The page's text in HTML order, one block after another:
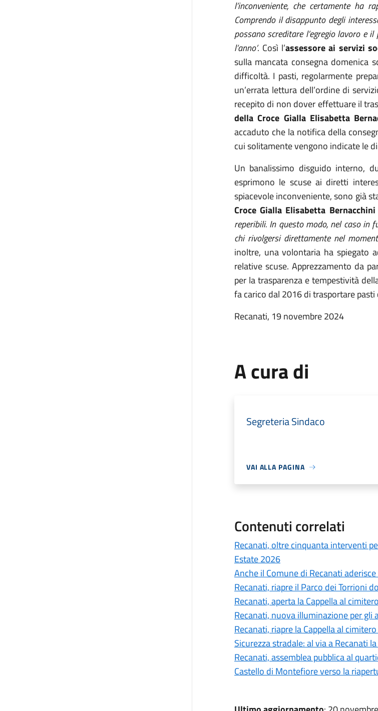
l’inconveniente, che certamente ha
Comprendo il disappunto degli
possano screditare l’egregio lavoro e
l’anno’. Così l’assessore ai servizi
sulla mancata consegna domenica
difficoltà. I pasti, regolarmente
un’errata lettura dell’ordine di
recepito di non dover effettuare il
della Croce Gialla Elisabetta
accaduto che la notifica della
cui solitamente vengono indicate le
Un banalissimo disguido interno,
esprimono le scuse ai diretti
spiacevole inconveniente, sono già
Croce Gialla Elisabetta Bernacchini
reperibili. In questo modo, nel caso
chi rivolgersi direttamente nel
inoltre, una volontaria ha spiegato
relative scuse. Apprezzamento da
per la trasparenza e tempestività
fa carico dal 2016 di trasportare
Recanati, 19 novembre 2024
A cura di
Segreteria Sindaco
VAI ALLA PAGINA
Contenuti correlati
Recanati, oltre cinquanta interventi
Estate 2026
Anche il Comune di Recanati
Recanati, riapre il Parco dei Torrioni
Recanati, aperta la Cappella al
Recanati, nuova illuminazione per
Recanati, riapre la Cappella al
Sicurezza stradale: al via a Recanati
Recanati, assemblea pubblica al
Castello di Montefiore verso la